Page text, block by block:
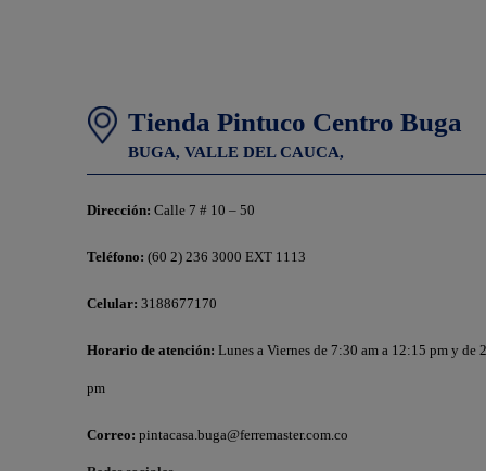
Tienda Pintuco Centro Buga
BUGA, VALLE DEL CAUCA,
Dirección: Calle 7 # 10 – 50
Teléfono: (60 2) 236 3000 EXT 1113
Celular: 3188677170
Horario de atención: Lunes a Viernes de 7:30 am a 12:15 pm y de
pm
Correo: pintacasa.buga@ferremaster.com.co